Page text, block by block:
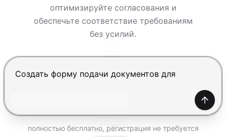
ПОПРОБОВАТЬ БЕСПЛАТНО
оптимизируйте согласования и
обеспечьте соответствие требованиям
без усилий.
Нажмите Enter, чтобы отправить, Shift+Enter —
полностью бесплатно, регистрация не требуется